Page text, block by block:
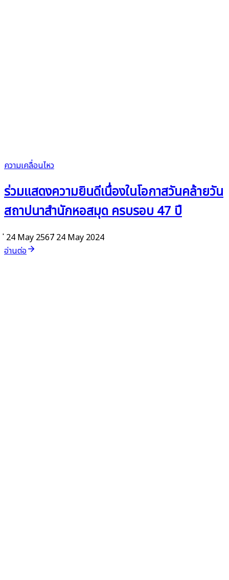
ความเคลื่อนไหว
ร่วมแสดงความยินดีเนื่องในโอกาสวันคล้ายวัน
สถาปนาสำนักหอสมุด ครบรอบ 47 ปี
่ 24 May 2567 ่ 24 May 2024
อ่านต่อ